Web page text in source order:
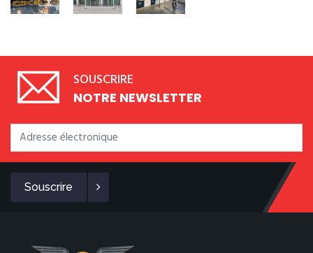
SOUSCRIRE
NOTRE NEWSLETTER
Souscrire